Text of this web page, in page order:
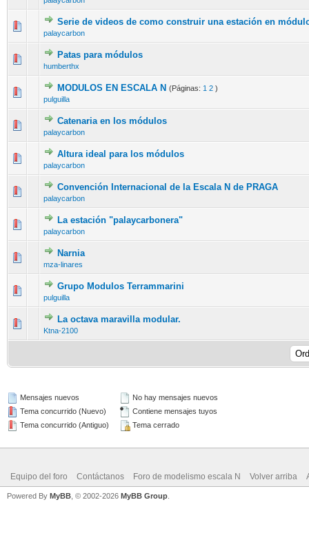
Serie de videos de como construir una estación en
palaycarbon
Patas para módulos
humberthx
MODULOS EN ESCALA N (Páginas: 1 2 )
pulguilla
Catenaria en los módulos
palaycarbon
Altura ideal para los módulos
palaycarbon
Convención Internacional de la Escala N de PRAGA
palaycarbon
La estación "palaycarbonera"
palaycarbon
Narnia
mza-linares
Grupo Modulos Terrammarini
pulguilla
La octava maravilla modular.
Ktna-2100
Mensajes nuevos
Tema concurrido (Nuevo)
Tema concurrido (Antiguo)
No hay mensajes nuevos
Contiene mensajes tuyos
Tema cerrado
Equipo del foro Contáctanos Foro de modelismo escala N Volver arriba
Powered By MyBB , © 2002-2026 MyBB Group